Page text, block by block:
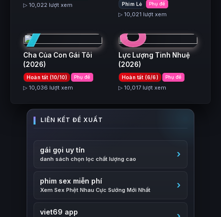
▷ 10,022 lượt xem Phim Lẻ Phụ đề
▷ 10,021 lượt xem
7
Cha Của Con Gái Tôi
(2026)
Hoàn tất (10/10) Phụ đề
▷ 10,036 lượt xem
8
Lực Lượng Tinh Nhuệ
(2026)
Hoàn tất (6/6) Phụ đề
▷ 10,017 lượt xem
gái gọi uy tín
danh sách chọn lọc chất lượng cao
phim sex miễn phí
Xem Sex Phệt Nhau Cực Sướng Mới Nhất
viet69 app